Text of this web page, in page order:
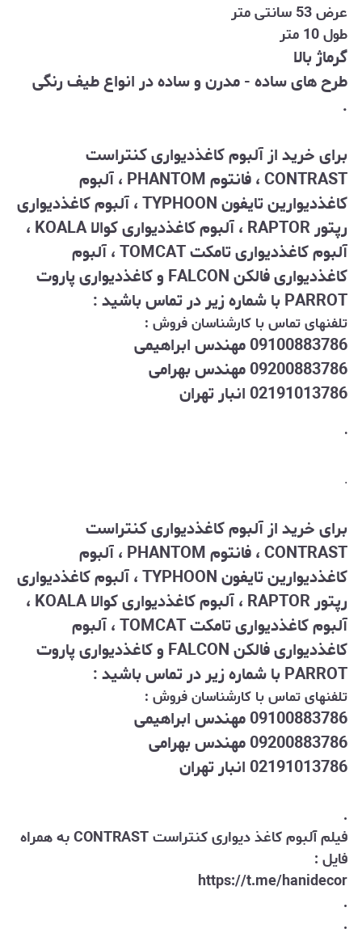
عرض 53 سانتی متر
طول 10 متر
گرماژ بالا
طرح های ساده - مدرن و ساده در انواع طیف رنگی
.
برای خرید از آلبوم کاغذدیواری کنتراست
CONTRAST ، فانتوم PHANTOM
، آلبوم
کاغذدیوارین تایفون TYPHOON ، آلبوم کاغذدیواری
رپتور RAPTOR ، آلبوم کاغذدیواری کوالا KOALA ،
آلبوم کاغذدیواری تامکت TOMCAT ، آلبوم
کاغذدیواری فالکن FALCON و کاغذدیواری پاروت
PARROT با شماره زیر در تماس باشید :
تلفنهای تماس با کارشناسان فروش :
09100883786 مهندس ابراهیمی
09200883786 مهندس بهرامی
02191013786 انبار تهران
.
.
برای خرید از آلبوم کاغذدیواری کنتراست
CONTRAST ، فانتوم PHANTOM
، آلبوم
کاغذدیوارین تایفون TYPHOON ، آلبوم کاغذدیواری
رپتور RAPTOR ، آلبوم کاغذدیواری کوالا KOALA ،
آلبوم کاغذدیواری تامکت TOMCAT ، آلبوم
کاغذدیواری فالکن FALCON و کاغذدیواری پاروت
PARROT با شماره زیر در تماس باشید :
تلفنهای تماس با کارشناسان فروش :
09100883786 مهندس ابراهیمی
09200883786 مهندس بهرامی
02191013786 انبار تهران
.
فیلم آلبوم کاغذ دیواری کنتراست CONTRAST به همراه
فایل :
https://t.me/hanidecor
.
.